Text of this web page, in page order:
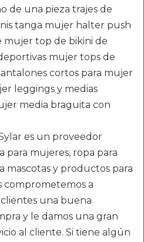
de una pieza trajes de
tanga mujer halter push
mujer top de bikini de
mujer tops de
cortos para mujer
leggings y medias
media braguita con
es un proveedor
para mujeres, ropa para
mascotas y productos para
comprometemos a
una buena
y le damos una gran
al cliente. Si tiene algún